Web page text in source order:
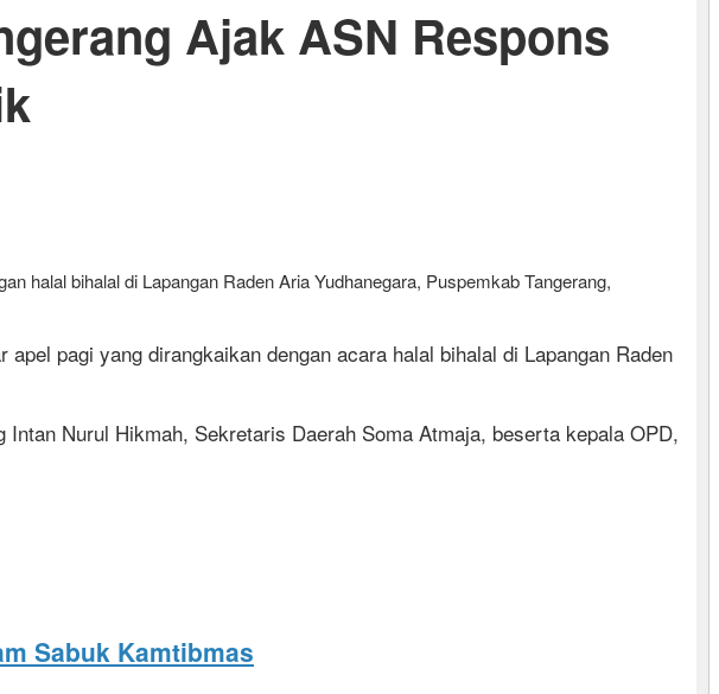
Ajak ASN Respons
halal bihalal di Lapangan Raden Aria Yudhanegara, Puspemkab Tangerang,
pagi yang dirangkaikan dengan acara halal bihalal di Lapangan Raden
Nurul Hikmah, Sekretaris Daerah Soma Atmaja, beserta kepala OPD,
Sabuk Kamtibmas